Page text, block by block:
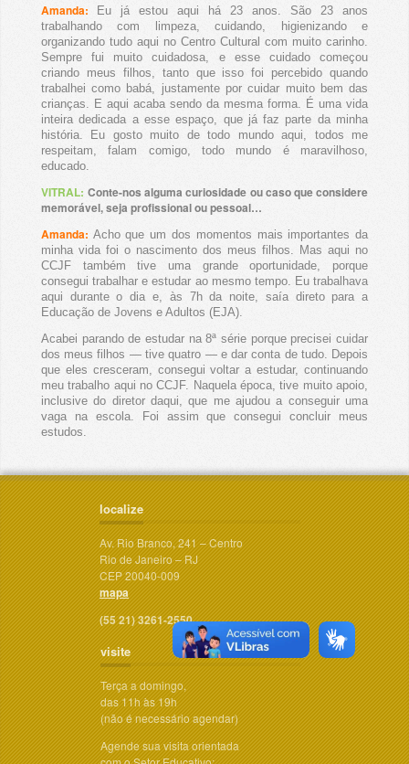
Amanda:
Eu já estou aqui há 23 anos. São 23 anos
trabalhando com limpeza, cuidando, higienizando e
organizando tudo aqui no Centro Cultural com muito carinho.
Sempre fui muito cuidadosa, e esse cuidado começou
criando meus filhos, tanto que isso foi percebido quando
trabalhei como babá, justamente por cuidar muito bem das
crianças. E aqui acaba sendo da mesma forma. É uma vida
inteira dedicada a esse espaço, que já faz parte da minha
história. Eu gosto muito de todo mundo aqui, todos me
respeitam, falam comigo, todo mundo é maravilhoso,
educado.
VITRAL: Conte-nos alguma curiosidade ou caso que considere
memorável, seja profissional ou pessoal…
Amanda: Acho que um dos momentos mais importantes da
minha vida foi o nascimento dos meus filhos. Mas aqui no
CCJF também tive uma grande oportunidade, porque
consegui trabalhar e estudar ao mesmo tempo. Eu trabalhava
aqui durante o dia e, às 7h da noite, saía direto para a
Educação de Jovens e Adultos (EJA).
Acabei parando de estudar na 8ª série porque precisei cuidar
dos meus filhos — tive quatro — e dar conta de tudo. Depois
que eles cresceram, consegui voltar a estudar, continuando
meu trabalho aqui no CCJF. Naquela época, tive muito apoio,
inclusive do diretor daqui, que me ajudou a conseguir uma
vaga na escola. Foi assim que consegui concluir meus
estudos.
localize
Av. Rio Branco, 241 – Centro
Rio de Janeiro – RJ
CEP 20040-009
mapa
(55 21) 3261-2550
visite
Terça a domingo,
das 11h às 19h
(não é necessário agendar)
Agende sua visita orientada